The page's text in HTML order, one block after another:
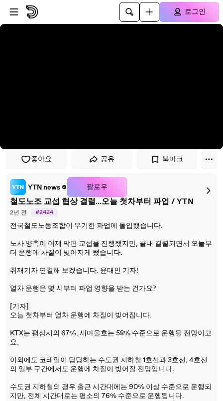
플레이어로 건너뛰기
본문으로 건너뛰기
로그인
좋아요 공유 북마크
YTN news 팔로우
철도노조 교섭 협상 결렬...오늘 첫차부터 파업 / YTN
2년 전 #2424
전국철도노동조합이 무기한 파업에 돌입했습니다.
노사 양측이 어제 막판 교섭을 진행했지만, 끝내 결렬되면서 오늘부
터 운행에 차질이 빚어지게 됐습니다.
취재기자 연결해 보겠습니다. 윤태인 기자!
열차 운행은 몇 시부터 파업 영향을 받는 건가요?
[기자]
오늘 첫차부터 열차 운행에 차질이 빚어집니다.
KTX는 평상시의 67%, 새마을호는 58% 수준으로 운행될 전망이고
요,
이외에도 코레일이 담당하는 수도권 지하철 1호선과 3호선, 4호선
의 일부 구간에서도 운행에 차질이 빚어질 전망입니다.
수도권 지하철의 경우 출근 시간대에는 90% 이상 수준으로 운행되
지만, 전체 시간대로는 평소의 76% 수준으로 운행됩니다.